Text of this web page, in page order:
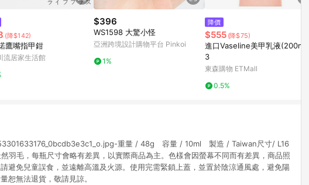
(降$142)
鷹嘴指甲鉗
流居家生活館
$396
WS1598 大驚小怪
亞洲跨境設計購物平台 Pinkoi
1%
降價
$555 (降$75)
進口Vaseline美甲乳液(200ml)*
3
東森購物 ETMall
0.5%
重量 / 48g 容量 / 10ml 製造 / Taiwan尺寸/ L16
毛，每瓶尺寸會略有差異，以實際商品為主。色樣會因螢幕不同而有差異，商品照
避免兒童誤食，並遠離高溫及火源。使用完需緊鎖上蓋，並置於陰涼通風處，避免陽
恕無法退貨，敬請見諒。